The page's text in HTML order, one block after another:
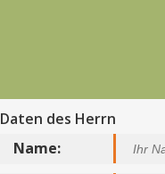
Daten des Herrn
Name: